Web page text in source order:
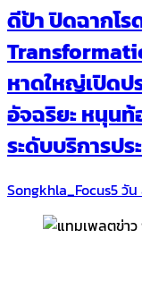
ดีป้า ปิดฉากโร
หาดใหญ่เปิดป
อัจฉริยะ หนุน
ระดับบริการปร
Songkhla_Focus5 วั